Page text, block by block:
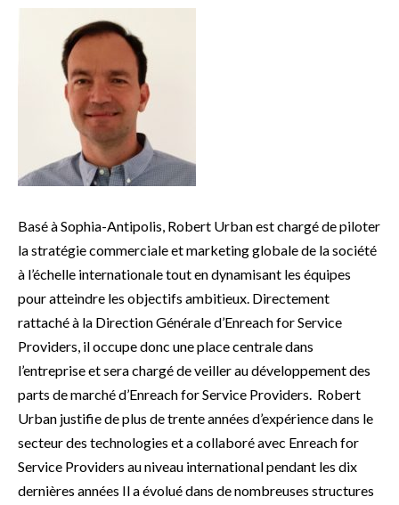
Basé à Sophia-Antipolis, Robert Urban est chargé de piloter
la stratégie commerciale et marketing globale de la société
à l’échelle internationale tout en dynamisant les équipes
pour atteindre les objectifs ambitieux. Directement
rattaché à la Direction Générale d’Enreach for Service
Providers, il occupe donc une place centrale dans
l’entreprise et sera chargé de veiller au développement des
parts de marché d’Enreach for Service Providers. Robert
Urban justifie de plus de trente années d’expérience dans le
secteur des technologies et a collaboré avec Enreach for
Service Providers au niveau international pendant les dix
dernières années Il a évolué dans de nombreuses structures